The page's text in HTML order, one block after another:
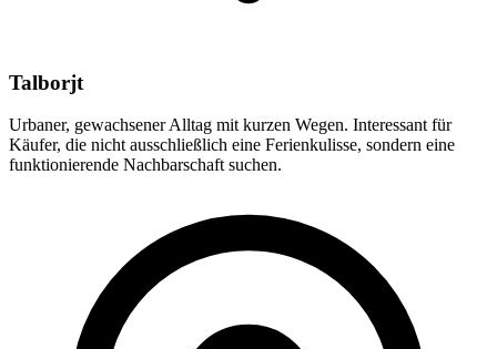
Talborjt
Urbaner, gewachsener Alltag mit kurzen Wegen. Interessant für
Käufer, die nicht ausschließlich eine Ferienkulisse, sondern eine
funktionierende Nachbarschaft suchen.